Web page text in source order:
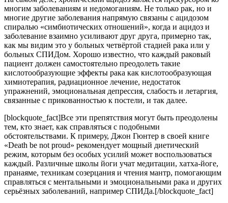
многим заболеваниям и недомоганиям. Не только рак, но и
многие другие заболевания напрямую связаны с ацидозом
спиралью «симбиотических отношений», когда и ацидоз и
заболевание взаимно усиливают друг друга, примерно так,
как мы видим это у больных четвёртой стадией рака или у
больных СПИДом. Хорошо известно, что каждый раковый
пациент должен самостоятельно преодолеть такие
кислотообразующие эффекты рака как кислотообразующая
химиотерапия, радиационное лечение, недостаток
упражнений, эмоциональная депрессия, слабость и летаргия,
связанные с прикованностью к постели, и так далее.
[blockquote_fact]Все эти препятствия могут быть преодолены
тем, кто знает, как справляться с подобными
обстоятельствами. К примеру, Джон Гюнтер в своей книге
«Death be not proud» рекомендует мощный диетический
режим, которым без особых усилий может воспользоваться
каждый. Различные школы йоги учат медитации, хатха-йоге,
пранаяме, техникам созерцания и чтения мантр, помогающим
справляться с ментальными и эмоциональными рака и других
серьёзных заболеваний, например СПИДа.[/blockquote_fact]